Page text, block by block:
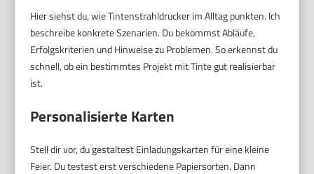
Hier siehst du, wie Tintenstrahldrucker im Alltag punkten. Ich
beschreibe konkrete Szenarien. Du bekommst Abläufe,
Erfolgskriterien und Hinweise zu Problemen. So erkennst du
schnell, ob ein bestimmtes Projekt mit Tinte gut realisierbar
ist.
Personalisierte Karten
Stell dir vor, du gestaltest Einladungskarten für eine kleine
Feier. Du testest erst verschiedene Papiersorten. Dann